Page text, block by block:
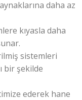
daha az
kıyasla daha
sistemleri
bir şekilde
ederek hane